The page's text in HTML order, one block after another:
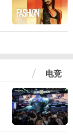
电竞